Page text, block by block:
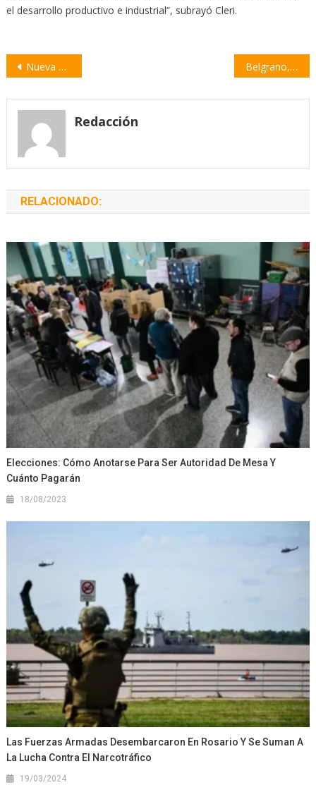
el desarrollo productivo e industrial”, subrayó Cleri.
Navegación
entradas
Nueva edición del Ciclo de Peñas Folclóricas «La Rezabaile» Belgrano, un precursor de la educación popular | por Raúl Pedemonte
Redacción
RELACIONADO:
Elecciones: Cómo Anotarse Para Ser Autoridad De Mesa Y
Cuánto Pagarán
18/08/2023
Las Fuerzas Armadas Desembarcaron En Rosario Y Se Suman A
La Lucha Contra El Narcotráfico
19/03/2024